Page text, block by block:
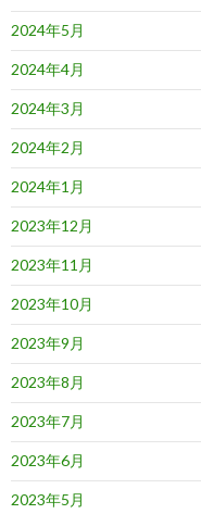
2024年5月
2024年4月
2024年3月
2024年2月
2024年1月
2023年12月
2023年11月
2023年10月
2023年9月
2023年8月
2023年7月
2023年6月
2023年5月